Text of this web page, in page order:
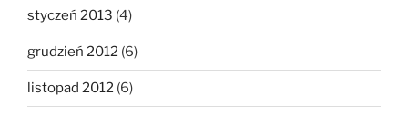
styczeń 2013 (4)
grudzień 2012 (6)
listopad 2012 (6)